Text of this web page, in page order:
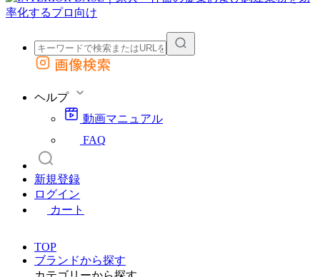
外部サイトの商品をカートに追加
画像検索
ヘルプ
動画マニュアル
FAQ
新規登録
ログイン
カート
TOP
ブランドから探す